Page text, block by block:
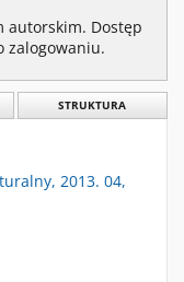
autorskim. Dostęp
zalogowaniu.
STRUKTURA
2013. 04,